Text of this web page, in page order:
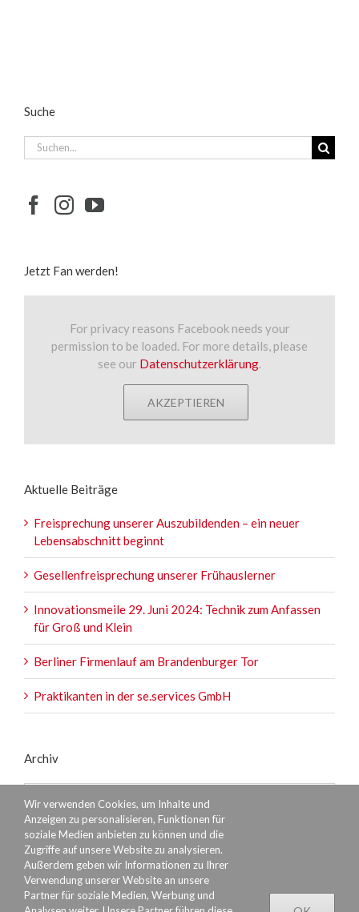
Suche
Suche
nach:
Jetzt Fan werden!
For privacy reasons Facebook needs your
permission to be loaded. For more details, please
see our Datenschutzerklärung.
AKZEPTIEREN
Aktuelle Beiträge
Freisprechung unserer Auszubildenden – ein neuer
Lebensabschnitt beginnt
Gesellenfreisprechung unserer Frühauslerner
Innovationsmeile 29. Juni 2024: Technik zum Anfassen
für Groß und Klein
Berliner Firmenlauf am Brandenburger Tor
Praktikanten in der se.services GmbH
Archiv
Wir verwenden Cookies, um Inhalte und
Anzeigen zu personalisieren, Funktionen für
soziale Medien anbieten zu können und die
Zugriffe auf unsere Website zu analysieren.
Außerdem geben wir Informationen zu Ihrer
Verwendung unserer Website an unsere
Partner für soziale Medien, Werbung und